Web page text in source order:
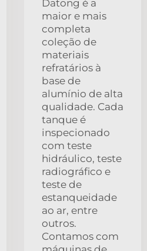
Datong é a
maior e mais
completa
coleção de
materiais
refratários à
base de
alumínio de alta
qualidade. Cada
tanque é
inspecionado
com teste
hidráulico, teste
radiográfico e
teste de
estanqueidade
ao ar, entre
outros.
Contamos com